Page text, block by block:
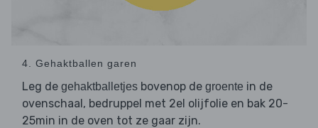
4. Gehaktballen garen
Leg de gehaktballetjes bovenop de groente in de
ovenschaal, bedruppel met 2el olijfolie en bak 20-
25min in de oven tot ze gaar zijn.